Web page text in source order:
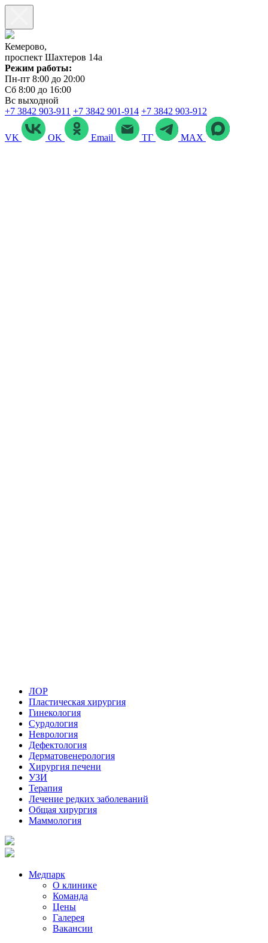
Кемерово,
проспект Шахтеров 14а
Режим работы:
Пн-пт 8:00 до 20:00
Сб 8:00 до 16:00
Вс выходной
+7 3842 903‑911 +7 3842 901‑914 +7 3842 903-912
VK OK Email ТГ MAX
ЛОР
Пластическая хирургия
Гинекология
Сурдология
Неврология
Дефектология
Дерматовенерология
Хирургия печени
УЗИ
Терапия
Лечение редких заболеваний
Общая хирургия
Маммология
Медпарк
О клинике
Команда
Цены
Галерея
Вакансии